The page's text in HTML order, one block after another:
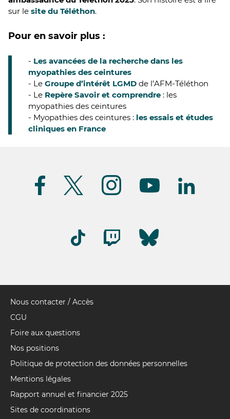
sur le site du Téléthon.
Pour en savoir plus :
- Les avancées de la recherche dans les
myopathies des ceintures
- Le Groupe d’intérêt LGMD de l’AFM-Téléthon
- Le Repère Savoir et comprendre : les
myopathies des ceintures
- Myopathies des ceintures : les essais et études
cliniques en France
Pied
de
Nous contacter / Accès
CGU
Foire aux questions
Nos positions
Politique de protection des données personnelles
Mentions légales
Rapport annuel et financier 2025
Sites de coordinations